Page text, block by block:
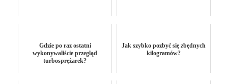
Gdzie po raz ostatni
wykonywaliście przegląd
turbosprężarek?
Jak szybko pozbyć się zbędnych
kilogramów?